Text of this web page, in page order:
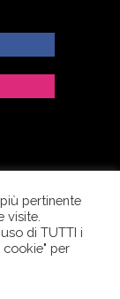
P.IVA
(SA) -
pertinente
visite.
di TUTTI i
cookie" per